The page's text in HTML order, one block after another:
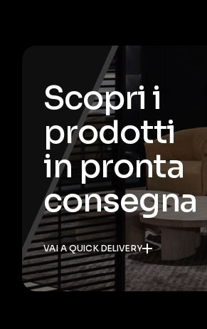
Scopri i
prodotti
in pronta
consegna
VAI A QUICK DELIVERY